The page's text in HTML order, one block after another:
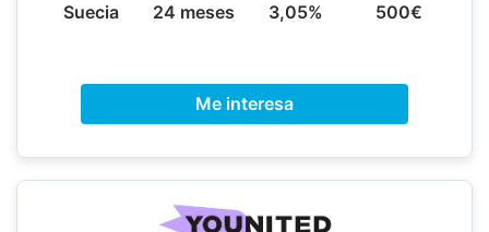
Suecia 24 meses 3,05% 500€
Me interesa